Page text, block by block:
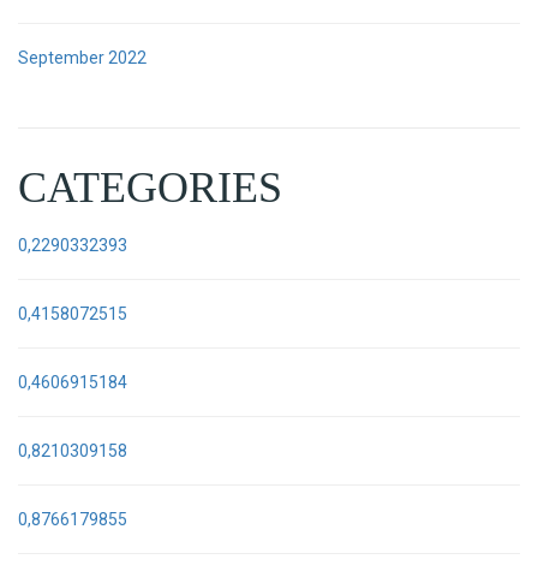
September 2022
CATEGORIES
0,2290332393
0,4158072515
0,4606915184
0,8210309158
0,8766179855